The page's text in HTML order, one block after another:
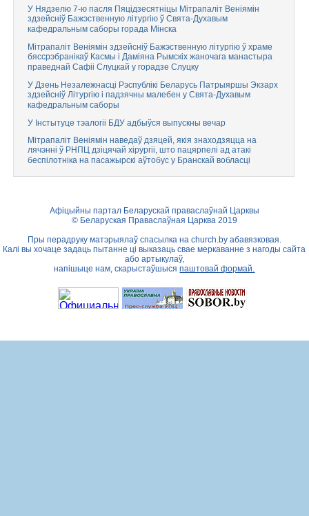
У Нядзелю 7-ю пасля Пяцідзесятніцы Мітрапаліт Веніямін
здзейсніў Бажэственную літургію ў Свята-Духавым
кафедральным саборы горада Мінска
Мітрапаліт Веніямін здзейсніў Бажэственную літургію ў храме
бяссрэбранікаў Касмы і Даміяна Рымскіх жаночага манастыра
праведнай Сафіі Слуцкай у горадзе Слуцку
У Дзень Незалежнасці Рэспублікі Беларусь Патрыяршы Экзарх
здзейсніў Літургію і падзячны малебен у Свята-Духавым
кафедральным саборы
У Інстытуце тэалогіі БДУ адбыўся выпускны вечар
Мітрапаліт Веніямін наведаў дзяцей, якія знаходзяцца на
лячэнні ў РНПЦ дзіцячай хірургіі, што пацярпелі ад атакі
беспілотніка на пасажырскі аўтобус у Бранскай вобласці
Афіцыйны партал Беларускай праваслаўнай Царквы
© Беларуская Праваслаўная Царква 2019
Пры перадруку матэрыялаў спасылка на church.by абавязковая.
Калі вы хочаце задаць пытанне ці выказаць свае меркаванне з нагоды сайта
або артыкулаў,
напішыце нам, скарыстаўшысяпаштовай формай.